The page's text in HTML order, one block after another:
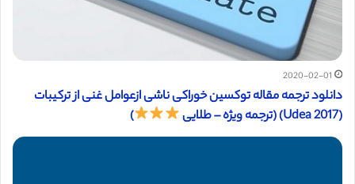
2020-02-01
دانلود ترجمه مقاله توکسین خوراکی ناشی ازعوامل غنی از ترکیبات
(Udea 2017) (ترجمه ویژه – طلایی
)